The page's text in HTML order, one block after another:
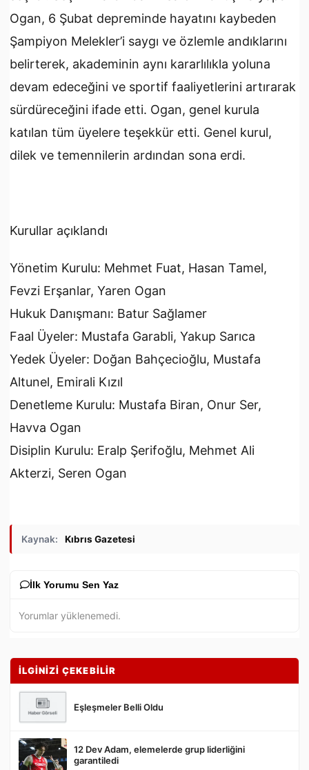
Ogan, 6 Şubat depreminde hayatını kaybeden
Şampiyon Melekler’i saygı ve özlemle andıklarını
belirterek, akademinin aynı kararlılıkla yoluna
devam edeceğini ve sportif faaliyetlerini artırarak
sürdüreceğini ifade etti. Ogan, genel kurula
katılan tüm üyelere teşekkür etti. Genel kurul,
dilek ve temennilerin ardından sona erdi.
Kurullar açıklandı
Yönetim Kurulu: Mehmet Fuat, Hasan Tamel,
Fevzi Erşanlar, Yaren Ogan
Hukuk Danışmanı: Batur Sağlamer
Faal Üyeler: Mustafa Garabli, Yakup Sarıca
Yedek Üyeler: Doğan Bahçecioğlu, Mustafa
Altunel, Emirali Kızıl
Denetleme Kurulu: Mustafa Biran, Onur Ser,
Havva Ogan
Disiplin Kurulu: Eralp Şerifoğlu, Mehmet Ali
Akterzi, Seren Ogan
Kaynak: Kıbrıs Gazetesi
İlk Yorumu Sen Yaz
Gönder
Yorumlar yüklenemedi.
İLGİNİZİ ÇEKEBİLİR
Eşleşmeler Belli Oldu
12 Dev Adam, elemelerde grup liderliğini
garantiledi